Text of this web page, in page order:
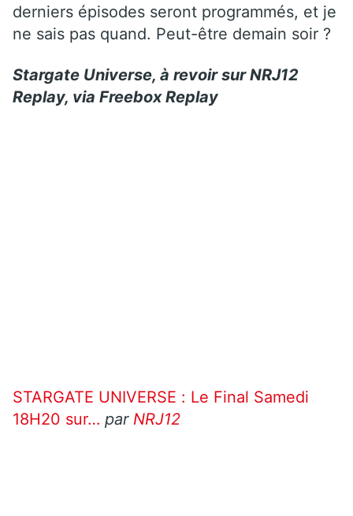
derniers épisodes seront programmés, et je
ne sais pas quand. Peut-être demain soir ?
Stargate Universe, à revoir sur NRJ12
Replay, via Freebox Replay
STARGATE UNIVERSE : Le Final Samedi
18H20 sur… par NRJ12